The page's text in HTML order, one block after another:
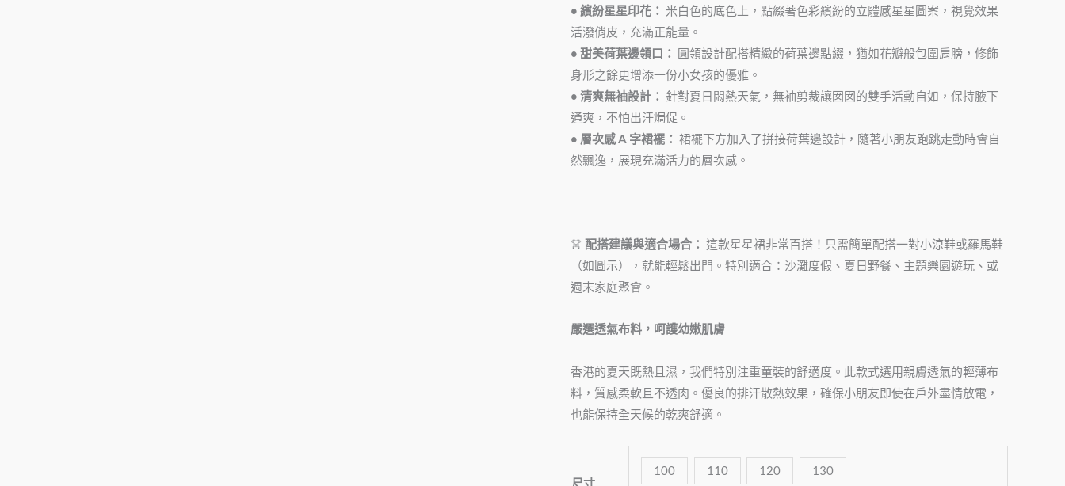
• 繽紛星星印花： 米白色的底色上，點綴著色彩繽紛的立體感星星圖案，視覺效果
活潑俏皮，充滿正能量。
• 甜美荷葉邊領口： 圓領設計配搭精緻的荷葉邊點綴，猶如花瓣般包圍肩膀，修飾
身形之餘更增添一份小女孩的優雅。
• 清爽無袖設計： 針對夏日悶熱天氣，無袖剪裁讓囡囡的雙手活動自如，保持腋下
通爽，不怕出汗焗促。
• 層次感 A 字裙襬： 裙襬下方加入了拼接荷葉邊設計，隨著小朋友跑跳走動時會自
然飄逸，展現充滿活力的層次感。
👗 配搭建議與適合場合： 這款星星裙非常百搭！只需簡單配搭一對小涼鞋或羅馬鞋
（如圖示），就能輕鬆出門。特別適合：沙灘度假、夏日野餐、主題樂園遊玩、或
週末家庭聚會。
嚴選透氣布料，呵護幼嫩肌膚
香港的夏天既熱且濕，我們特別注重童裝的舒適度。此款式選用親膚透氣的輕薄布
料，質感柔軟且不透肉。優良的排汗散熱效果，確保小朋友即使在戶外盡情放電，
也能保持全天候的乾爽舒適。
尺寸
100 110 120 130
清
爽
無
袖
傘
裙
數
量